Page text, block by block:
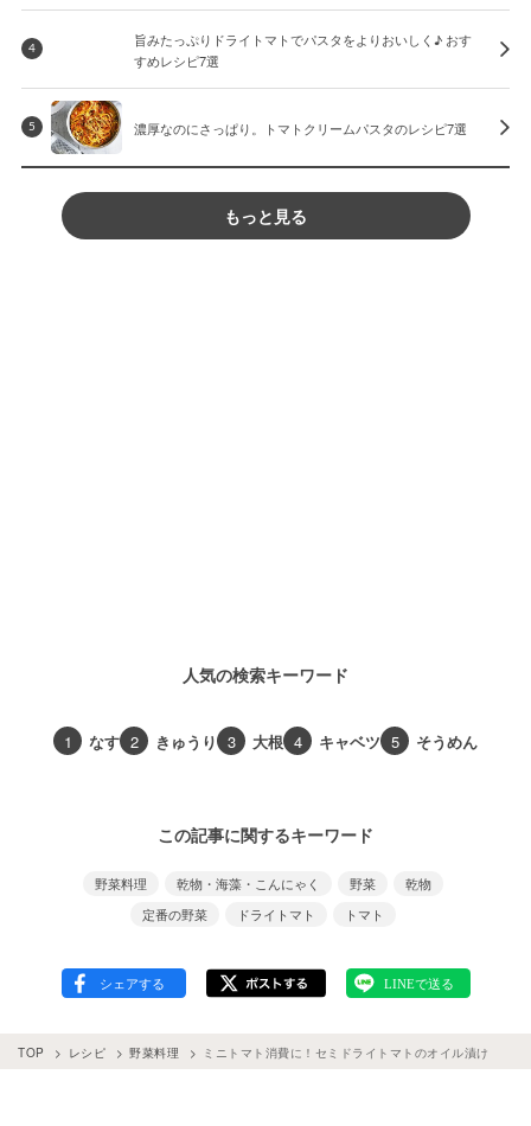
4
旨みたっぷりドライトマトでパスタをよりおいしく♪ おす
すめレシピ7選
5 濃厚なのにさっぱり。トマトクリームパスタのレシピ7選
もっと見る
人気の検索キーワード
1 なす 2 きゅうり 3 大根 4 キャベツ 5 そうめん
この記事に関するキーワード
野菜料理 乾物・海藻・こんにゃく 野菜
乾物
定番の野菜
ドライトマト トマト
TOP レシピ 野菜料理 ミニトマト消費に！セミドライトマトのオイル漬け